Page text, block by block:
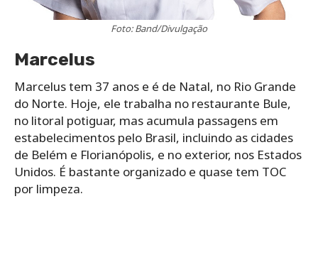
Foto: Band/Divulgação
Marcelus
Marcelus tem 37 anos e é de Natal, no Rio Grande
do Norte. Hoje, ele trabalha no restaurante Bule,
no litoral potiguar, mas acumula passagens em
estabelecimentos pelo Brasil, incluindo as cidades
de Belém e Florianópolis, e no exterior, nos Estados
Unidos. É bastante organizado e quase tem TOC
por limpeza.